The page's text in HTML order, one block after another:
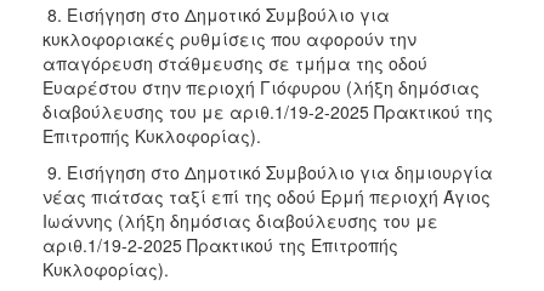
8. Εισήγηση στο Δημοτικό Συμβούλιο για
κυκλοφοριακές ρυθμίσεις που αφορούν την
απαγόρευση στάθμευσης σε τμήμα της οδού
Ευαρέστου στην περιοχή Γιόφυρου (λήξη δημόσιας
διαβούλευσης του με αριθ.1/19-2-2025 Πρακτικού της
Επιτροπής Κυκλοφορίας).
9. Εισήγηση στο Δημοτικό Συμβούλιο για δημιουργία
νέας πιάτσας ταξί επί της οδού Ερμή περιοχή Άγιος
Ιωάννης (λήξη δημόσιας διαβούλευσης του με
αριθ.1/19-2-2025 Πρακτικού της Επιτροπής
Κυκλοφορίας).